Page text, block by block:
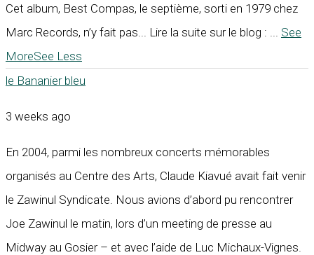
Cet album, Best Compas, le septième, sorti en 1979 chez
Marc Records, n’y fait pas... Lire la suite sur le blog :
See
MoreSee Less
le Bananier bleu
3 weeks ago
En 2004, parmi les nombreux concerts mémorables
organisés au Centre des Arts, Claude Kiavué avait fait venir
le Zawinul Syndicate. Nous avions d’abord pu rencontrer
Joe Zawinul le matin, lors d’un meeting de presse au
Midway au Gosier – et avec l’aide de Luc Michaux-Vignes.